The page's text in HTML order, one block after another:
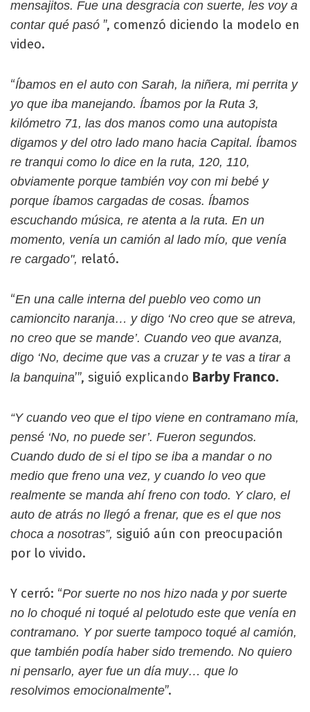
mensajitos. Fue una desgracia con suerte, les voy a
contar qué pasó ”, comenzó diciendo la modelo en
video.
“Íbamos en el auto con Sarah, la niñera, mi perrita y
yo que iba manejando. Íbamos por la Ruta 3,
kilómetro 71, las dos manos como una autopista
digamos y del otro lado mano hacia Capital. Íbamos
re tranqui como lo dice en la ruta, 120, 110,
obviamente porque también voy con mi bebé y
porque íbamos cargadas de cosas. Íbamos
escuchando música, re atenta a la ruta. En un
momento, venía un camión al lado mío, que venía
re cargado", relató.
“En una calle interna del pueblo veo como un
camioncito naranja… y digo ‘No creo que se atreva,
no creo que se mande’. Cuando veo que avanza,
digo ‘No, decime que vas a cruzar y te vas a tirar a
la banquina’”, siguió explicando Barby Franco.
“Y cuando veo que el tipo viene en contramano mía,
pensé ‘No, no puede ser’. Fueron segundos.
Cuando dudo de si el tipo se iba a mandar o no
medio que freno una vez, y cuando lo veo que
realmente se manda ahí freno con todo. Y claro, el
auto de atrás no llegó a frenar, que es el que nos
choca a nosotras”, siguió aún con preocupación
por lo vivido.
Y cerró: “Por suerte no nos hizo nada y por suerte
no lo choqué ni toqué al pelotudo este que venía en
contramano. Y por suerte tampoco toqué al camión,
que también podía haber sido tremendo. No quiero
ni pensarlo, ayer fue un día muy… que lo
resolvimos emocionalmente”.